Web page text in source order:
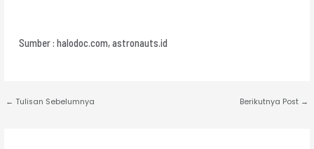
Sumber : halodoc.com, astronauts.id
← Tulisan Sebelumnya Berikutnya Post →